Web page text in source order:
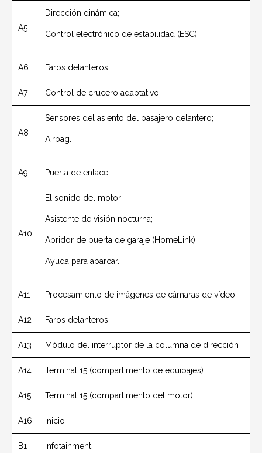
A5
Dirección dinámica;
Control electrónico de estabilidad (ESC).
A6 Faros delanteros
A7 Control de crucero adaptativo
A8
Sensores del asiento del pasajero delantero;
Airbag.
A9 Puerta de enlace
A10
El sonido del motor;
Asistente de visión nocturna;
Abridor de puerta de garaje (HomeLink);
Ayuda para aparcar.
A11 Procesamiento de imágenes de cámaras de vídeo
A12 Faros delanteros
A13 Módulo del interruptor de la columna de dirección
A14 Terminal 15 (compartimento de equipajes)
A15 Terminal 15 (compartimento del motor)
A16 Inicio
B1 Infotainment